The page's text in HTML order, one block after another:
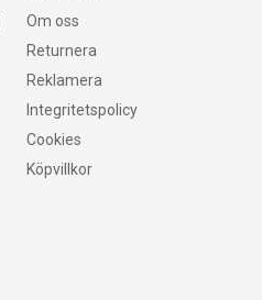
Om oss
Returnera
Reklamera
Integritetspolicy
Cookies
Köpvillkor